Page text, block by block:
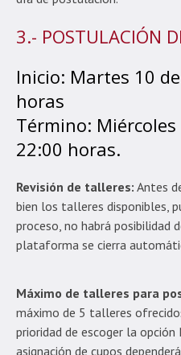
3.- POSTULACIÓN
Inicio: Martes 10
horas
Término:
22:00 horas.
Revisión de talleres: Antes
bien los talleres disponibles,
proceso, no habrá posibilidad
plataforma se cierra
Máximo de talleres para
máximo de 5 talleres
prioridad de escoger la opción
asignación de cupos